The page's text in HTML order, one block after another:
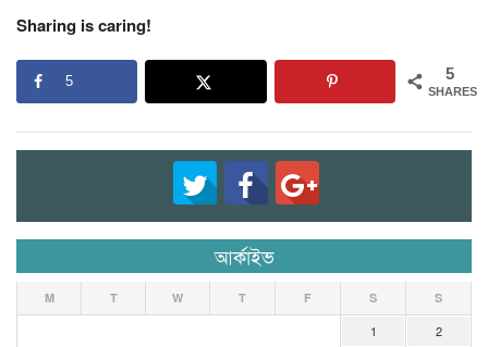
Sharing is caring!
5
SHARES
5
আর্কাইভ
M T W T F S S
1
2